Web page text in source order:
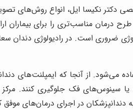
نکیسا ایل، انواع روش‌های
مناسب‌تری را برای بیماران
است. در رادیولوژی دندان
می‌شود. از آنجا که ایمپلنت‌های
سینوس‌های فک جلوگیری کنند.
دندانپزشکان در اجرای درمان‌های